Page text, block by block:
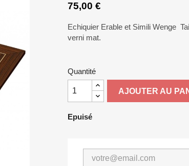
75,00 €
Echiquier Erable et Simili Wenge
verni mat.
Quantité
AJOUTER AU
Epuisé